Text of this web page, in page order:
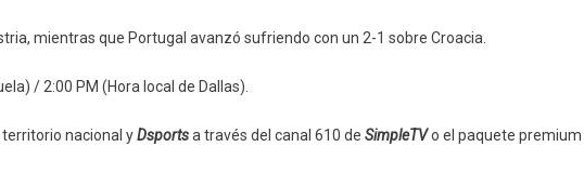
mientras que Portugal avanzó sufriendo con un 2-1 sobre Croacia.
/ 2:00 PM (Hora local de Dallas).
nacional yDsportsa través del canal 610 de SimpleTVo el paquete premium